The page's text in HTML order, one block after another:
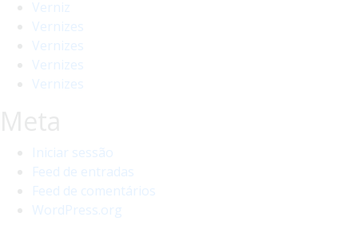
Verniz
Vernizes
Vernizes
Vernizes
Vernizes
Iniciar sessão
Feed de entradas
Feed de comentários
WordPress.org